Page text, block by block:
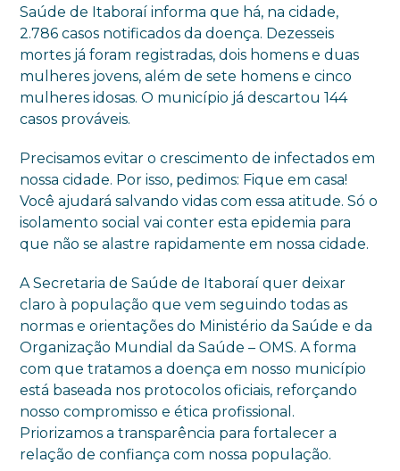
Saúde de Itaboraí informa que há, na cidade,
2.786 casos notificados da doença. Dezesseis
mortes já foram registradas, dois homens e duas
mulheres jovens, além de sete homens e cinco
mulheres idosas. O município já descartou 144
casos prováveis.
Precisamos evitar o crescimento de infectados em
nossa cidade. Por isso, pedimos: Fique em casa!
Você ajudará salvando vidas com essa atitude. Só o
isolamento social vai conter esta epidemia para
que não se alastre rapidamente em nossa cidade.
A Secretaria de Saúde de Itaboraí quer deixar
claro à população que vem seguindo todas as
normas e orientações do Ministério da Saúde e da
Organização Mundial da Saúde – OMS. A forma
com que tratamos a doença em nosso município
está baseada nos protocolos oficiais, reforçando
nosso compromisso e ética profissional.
Priorizamos a transparência para fortalecer a
relação de confiança com nossa população.